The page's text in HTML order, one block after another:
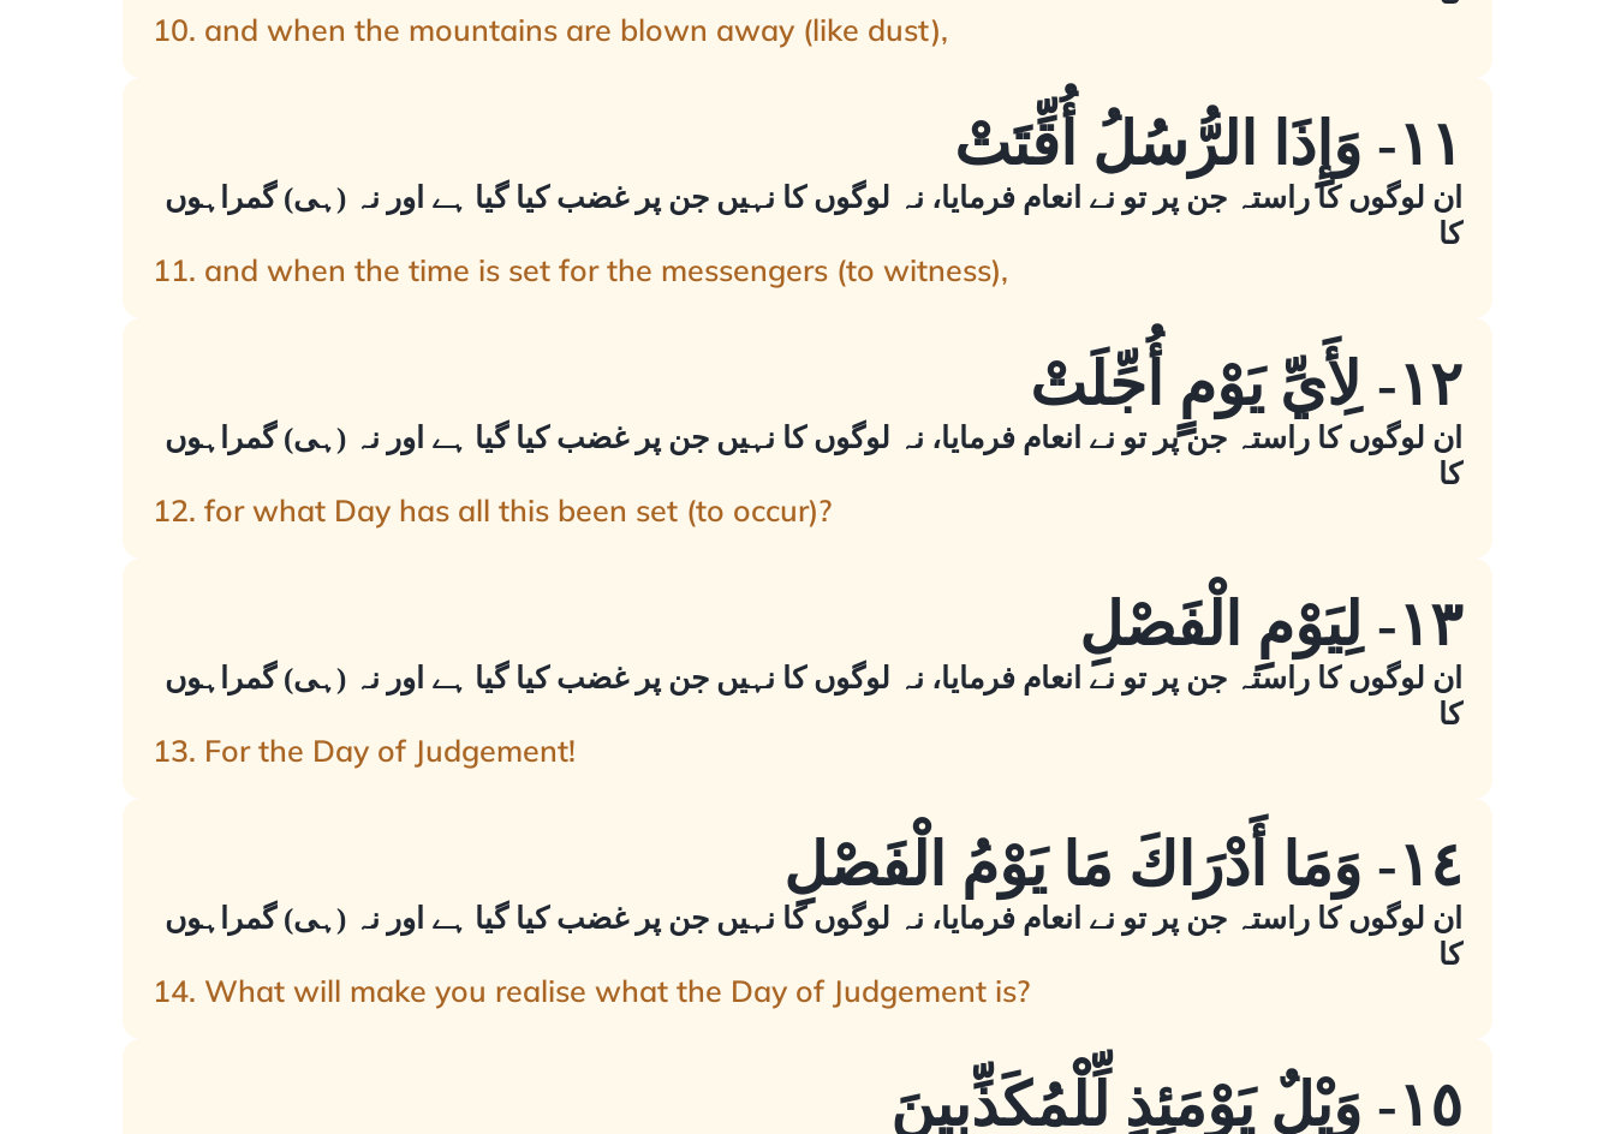
10. and when the mountains are blown away (like dust),
١١- وَإِذَا الرُّسُلُ أُقِّتَتْ
ان لوگوں کا راستہ جن پر تو نے انعام فرمایا، نہ لوگوں کا نہیں جن پر غضب کیا گیا ہے اور نہ (ہی) گمراہوں
کا
11. and when the time is set for the messengers (to witness),
١٢- لِأَيِّ يَوْمٍ أُجِّلَتْ
ان لوگوں کا راستہ جن پر تو نے انعام فرمایا، نہ لوگوں کا نہیں جن پر غضب کیا گیا ہے اور نہ (ہی) گمراہوں
کا
12. for what Day has all this been set (to occur)?
١٣- لِيَوْمِ الْفَصْلِ
ان لوگوں کا راستہ جن پر تو نے انعام فرمایا، نہ لوگوں کا نہیں جن پر غضب کیا گیا ہے اور نہ (ہی) گمراہوں
کا
13. For the Day of Judgement!
١٤- وَمَا أَدْرَاكَ مَا يَوْمُ الْفَصْلِ
ان لوگوں کا راستہ جن پر تو نے انعام فرمایا، نہ لوگوں کا نہیں جن پر غضب کیا گیا ہے اور نہ (ہی) گمراہوں
کا
14. What will make you realise what the Day of Judgement is?
١٥- وَيْلٌ يَوْمَئِذٍ لِّلْمُكَذِّبِينَ